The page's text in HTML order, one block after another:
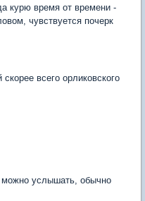
курю время от времени -
чувствуется почерк
всего орликовского
можно услышать, обычно